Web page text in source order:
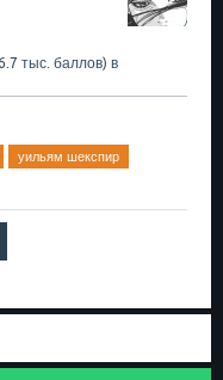
тыс. баллов) в
уильям шекспир